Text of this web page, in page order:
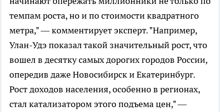
темпам роста, но и по стоимости квадратного
метра," — комментирует эксперт. "Например,
Улан-Удэ показал такой значительный рост, что
вошел в десятку самых дорогих городов России,
опередив даже Новосибирск и Екатеринбург.
Рост доходов населения, особенно в регионах,
стал катализатором этого подъема цен," —